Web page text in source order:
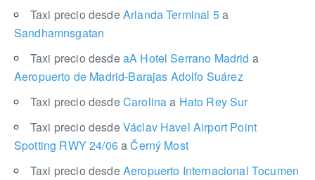
Taxi precio desdeArlanda Terminal 5a
Sandhamnsgatan
Taxi precio desdeaA Hotel Serrano Madrid a
Aeropuerto de Madrid-Barajas Adolfo Suárez
Taxi precio desdeCarolinaa Hato Rey Sur
Taxi precio desdeVáclav Havel Airport Point
Spotting RWY 24/06aČerný Most
Taxi precio desdeAeropuerto Internacional Tocumen